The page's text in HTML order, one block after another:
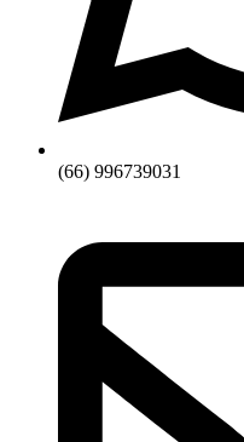
(66) 996739031